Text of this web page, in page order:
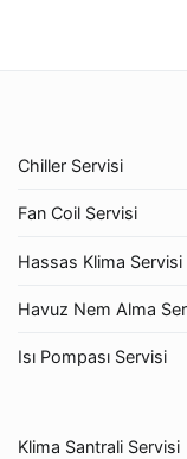
Chiller Servisi
Fan Coil Servisi
Hassas Klima Servisi
Havuz Nem Alma
Isı Pompası Servisi
Klima Santrali Servisi